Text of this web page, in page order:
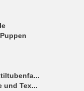
und Tex...